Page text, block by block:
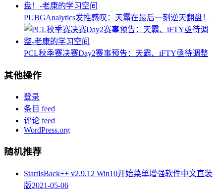
PUBGAnalytics发推感叹：天霸在最后一刻逆天翻盘！
PCL秋季赛决赛Day2赛事预告：天霸、iFTY亟待调整
其他操作
登录
条目 feed
评论 feed
WordPress.org
随机推荐
StartIsBack++ v2.9.12 Win10开始菜单增强软件中文直装
版2021-05-06